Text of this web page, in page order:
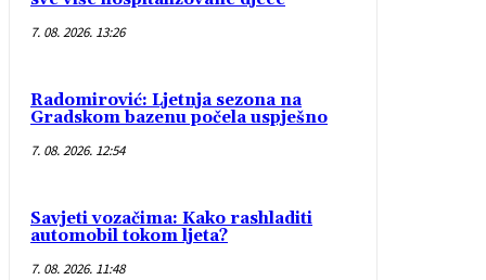
7. 08. 2026. 13:26
Radomirović: Ljetnja sezona na
Gradskom bazenu počela uspješno
7. 08. 2026. 12:54
Savjeti vozačima: Kako rashladiti
automobil tokom ljeta?
7. 08. 2026. 11:48